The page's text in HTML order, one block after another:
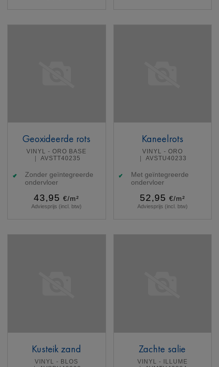
Geoxideerde rots
VINYL - ORO BASE
AVSTT40235
Zonder geïntegreerde
ondervloer
43,95 €/m²
Adviesprijs (incl. btw)
Kaneelrots
VINYL - ORO
AVSTU40233
Met geïntegreerde
ondervloer
52,95 €/m²
Adviesprijs (incl. btw)
Kusteik zand
VINYL - BLOS
Zachte salie
VINYL - ILLUME